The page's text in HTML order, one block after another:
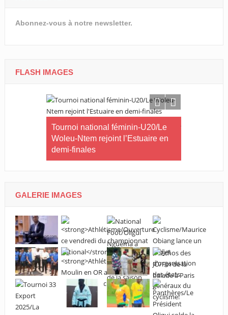
Abonnez-vous à notre newsletter.
FLASH IMAGES
Tournoi national féminin-U20/Le
Woleu-Ntem rejoint l’Estuaire en
demi-finales
GALERIE IMAGES